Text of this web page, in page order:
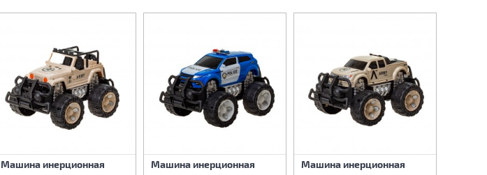
Машина инерционная Машина инерционная Машина инерционная